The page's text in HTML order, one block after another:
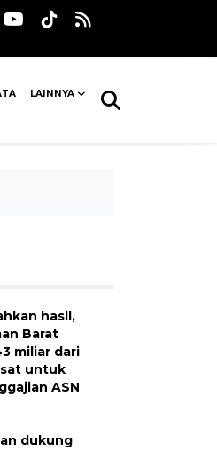
LAINNYA
hasil,
Barat
miliar dari
untuk
ASN
dukung